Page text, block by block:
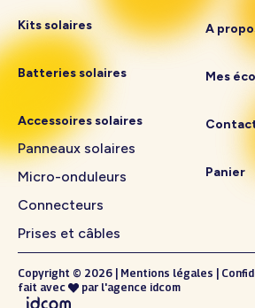
Kits solaires
Batteries solaires
Accessoires solaires
Panneaux solaires
Micro-onduleurs
Connecteurs
Prises et câbles
A
Mes
Panier
Copyright © 2026 Mentions légales
fait avec
par l'agence idcom